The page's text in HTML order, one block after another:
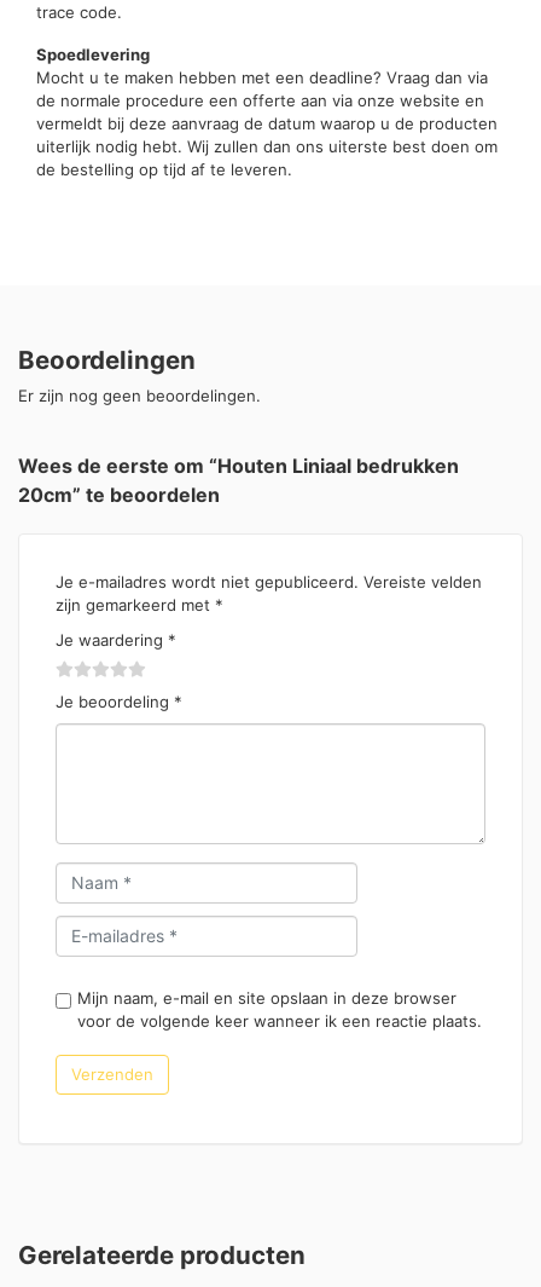
trace code.
Spoedlevering
Mocht u te maken hebben met een deadline? Vraag dan via
de normale procedure een offerte aan via onze website en
vermeldt bij deze aanvraag de datum waarop u de producten
uiterlijk nodig hebt. Wij zullen dan ons uiterste best doen om
de bestelling op tijd af te leveren.
Beoordelingen
Er zijn nog geen beoordelingen.
Wees de eerste om “Houten Liniaal bedrukken
20cm” te beoordelen
Je e-mailadres wordt niet gepubliceerd. Vereiste velden
zijn gemarkeerd met *
Je waardering *
Je beoordeling *
Mijn naam, e-mail en site opslaan in deze browser
voor de volgende keer wanneer ik een reactie plaats.
Gerelateerde producten